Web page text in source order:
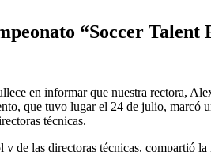
“Soccer Talent
en informar que nuestra rectora,
que tuvo lugar el 24 de julio,
técnicas.
de las directoras técnicas, compartió